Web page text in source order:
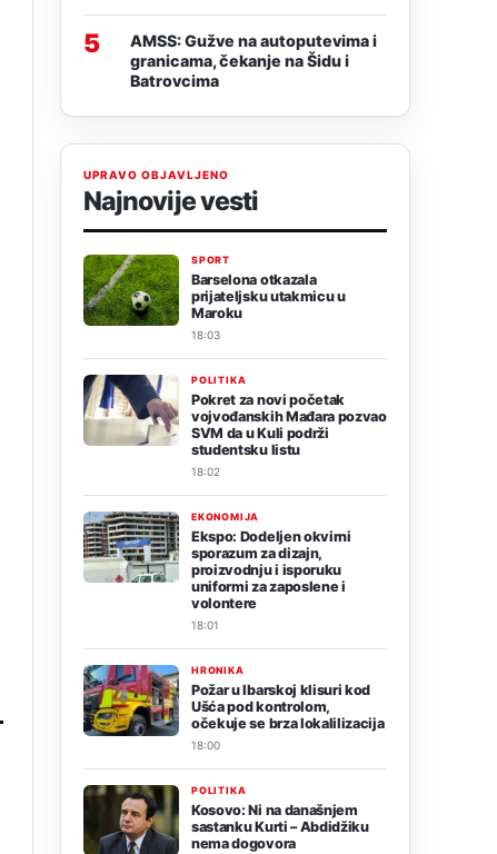
5
AMSS: Gužve na autoputevima i
granicama, čekanje na Šidu i
Batrovcima
UPRAVO OBJAVLJENO
Najnovije vesti
SPORT
Barselona otkazala
prijateljsku utakmicu u
Maroku
18:03
POLITIKA
Pokret za novi početak
vojvođanskih Mađara pozvao
SVM da u Kuli podrži
studentsku listu
18:02
EKONOMIJA
Ekspo: Dodeljen okvirni
sporazum za dizajn,
proizvodnju i isporuku
uniformi za zaposlene i
volontere
18:01
HRONIKA
Požar u Ibarskoj klisuri kod
Ušća pod kontrolom,
očekuje se brza lokalilizacija
18:00
POLITIKA
Kosovo: Ni na današnjem
sastanku Kurti – Abdidžiku
nema dogovora